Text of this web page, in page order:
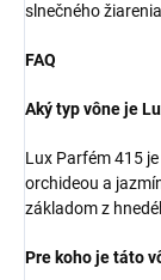
slnečného
FAQ
Aký typ vône je
Lux Parfém 415
orchideou a
základom z
Pre koho je táto